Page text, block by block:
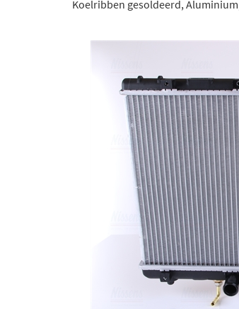
Koelribben gesoldeerd,